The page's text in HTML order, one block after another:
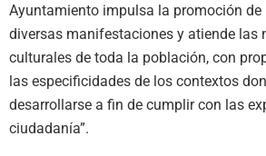
Ayuntamiento impulsa la promoción de
diversas manifestaciones y atiende las
culturales de toda la población, con
las especificidades de los contextos
desarrollarse a fin de cumplir con las
ciudadanía”.